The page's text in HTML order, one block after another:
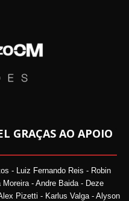
GRAÇAS AO APOIO
- Luiz Fernando Reis - Robin
- Andre Baida - Deze
Pizetti - Karlus Valga - Alyson